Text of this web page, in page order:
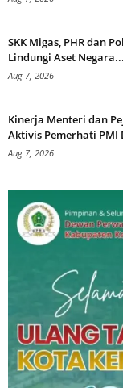
SKK Migas, PHR dan
Lindungi Aset Negara...
Aug 7, 2026
Kinerja Menteri dan
Aktivis Pemerhati PMI
Aug 7, 2026